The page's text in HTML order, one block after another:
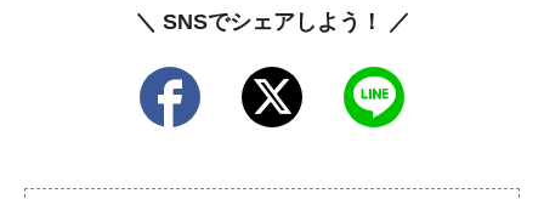
＼ SNSでシェアしよう！ ／